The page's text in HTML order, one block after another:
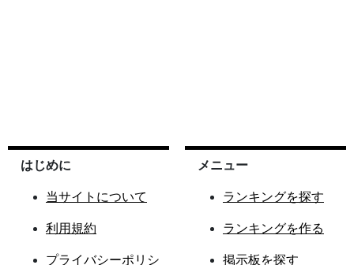
はじめに
当サイトについて
利用規約
プライバシーポリシ
メニュー
ランキングを探す
ランキングを作る
掲示板を探す